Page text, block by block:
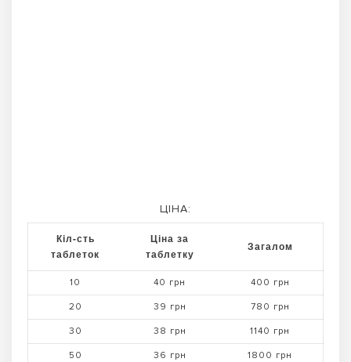
ЦІНА:
Кіл-сть
таблеток
Ціна за
таблетку
Загалом
10 40 грн 400 грн
20 39 грн 780 грн
30 38 грн 1140 грн
50 36 грн 1800 грн